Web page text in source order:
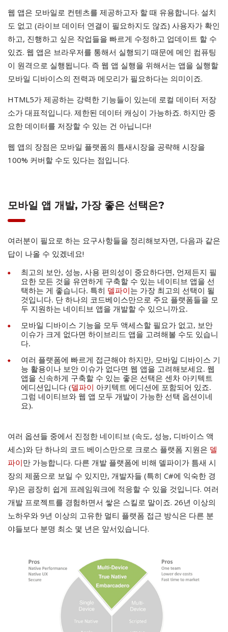
웹 앱은 모바일로 컨텐츠를 제공하고자 할 때 유용합니다. 설치
도 없고 (라이브 데이터 연결이 필요하지도 않죠) 사용자가 확인
하고, 진행하고 싶은 작업들을 빠르게 수정하고 업데이트 할 수
있죠. 웹 앱은 브라우저를 통해서 실행되기 때문에 메인 컴퓨팅
이 원격으로 실행됩니다. 즉 웹 앱 실행을 위해서는 앱을 실행할
모바일 디바이스의 전력과 메모리가 필요하다는 의미이죠.
HTML5가 제공하는 강력한 기능들이 있는데 로컬 데이터 저장
소가 대표적입니다. 제한된 데이터 캐싱이 가능하죠. 하지만 중
요한 데이터를 저장할 수 있는 건 아닙니다!
웹 앱의 장점은 모바일 플랫폼의 틈새시장을 공략해 시장을
100% 커버할 수도 있다는 점입니다.
모바일 앱 개발, 가장 좋은 선택은?
여러분이 필요로 하는 요구사항들을 정리해보자면, 다음과 같은
답이 나올 수 있겠네요!
최고의 보안, 성능, 사용 편의성이 중요하다면, 언제든지 필
요한 모든 것을 유연하게 구축할 수 있는 네이티브 앱을 선
택하는 게 좋습니다. 특히 델파이 는 가장 최고의 선택이 될
것입니다. 단 하나의 코드베이스만으로 주요 플랫폼들을 모
두 지원하는 네이티브 앱을 개발할 수 있으니까요.
모바일 디바이스 기능을 모두 액세스할 필요가 없고, 보안
이슈가 크게 없다면 하이브리드 앱을 고려해볼 수도 있습니
다.
여러 플랫폼에 빠르게 접근해야 하지만, 모바일 디바이스 기
능 활용이나 보안 이슈가 없다면 웹 앱을 고려해보세요. 웹
앱을 신속하게 구축할 수 있는 좋은 선택은 센차 아키텍트
에디션입니다 (델파이
아키텍트 에디션에 포함되어 있죠.
그럼 네이티브와 웹 앱 모두 개발이 가능한 선택 옵션이네
요).
여러 옵션들 중에서 진정한 네이티브 (속도, 성능, 디바이스 액
세스)와 단 하나의 코드 베이스만으로 크로스 플랫폼 지원은 델
파이만 가능합니다. 다른 개발 플랫폼에 비해 델파이가 틈새 시
장의 제품으로 보일 수 있지만, 개발자들 (특히 C#에 익숙한 경
우)은 굉장히 쉽게 프레임워크에 적응할 수 있을 것입니다. 여러
개발 프로젝트를 경험하면서 쌓은 스킬로 말이죠. 26년 이상의
노하우와 9년 이상의 고유한 멀티 플랫폼 접근 방식은 다른 분
야들보다 분명 최소 몇 년은 앞서있습니다.